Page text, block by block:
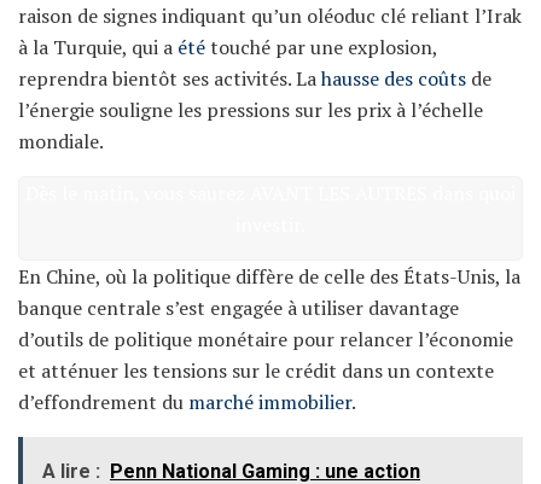
raison de signes indiquant qu’un oléoduc clé reliant l’Irak
à la Turquie, qui a ététouché par une explosion,
reprendra bientôt ses activités. Lahausse des coûts de
l’énergie souligne les pressions sur les prix à l’échelle
mondiale.
En Chine, où la politique diffère de celle des États-Unis, la
banque centrale s’est engagée à utiliser davantage
d’outils de politique monétaire pour relancer l’économie
et atténuer les tensions sur le crédit dans un contexte
d’effondrement du marché immobilier.
A lire : Penn National Gaming : une action